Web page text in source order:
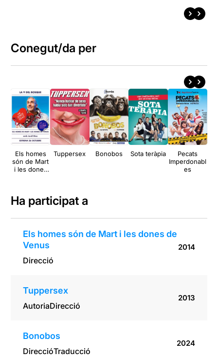
Conegut/da per
Els homes
són de Mart
i les dones
Tuppersex Bonobos Sota teràpia
Pecats
Imperdonabl
es
Ha participat a
Els homes són de Mart i les dones de
Venus
Direcció
2014
Tuppersex
AutoriaDirecció
2013
Bonobos
DireccióTraducció
2024